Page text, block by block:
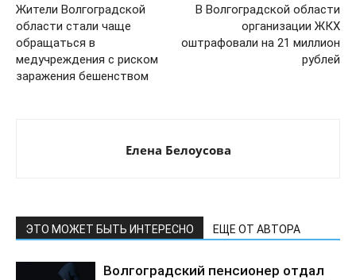
Жители Волгоградской
области стали чаще
обращаться в
медучреждения с риском
заражения бешенством
В Волгоградской области
организации ЖКХ
оштрафовали на 21 миллион
рублей
Елена Белоусова
ЭТО МОЖЕТ БЫТЬ ИНТЕРЕСНО ЕЩЕ ОТ АВТОРА
Волгоградский пенсионер отдал